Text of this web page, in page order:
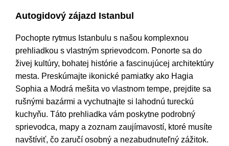
Autogidový zájazd Istanbul
Pochopte rytmus Istanbulu s našou komplexnou
prehliadkou s vlastným sprievodcom. Ponorte sa do
živej kultúry, bohatej histórie a fascinujúcej architektúry
mesta. Preskúmajte ikonické pamiatky ako Hagia
Sophia a Modrá mešita vo vlastnom tempe, prejdite sa
rušnými bazármi a vychutnajte si lahodnú tureckú
kuchyňu. Táto prehliadka vám poskytne podrobný
sprievodca, mapy a zoznam zaujímavostí, ktoré musíte
navštíviť, čo zaručí osobný a nezabudnuteľný zážitok.